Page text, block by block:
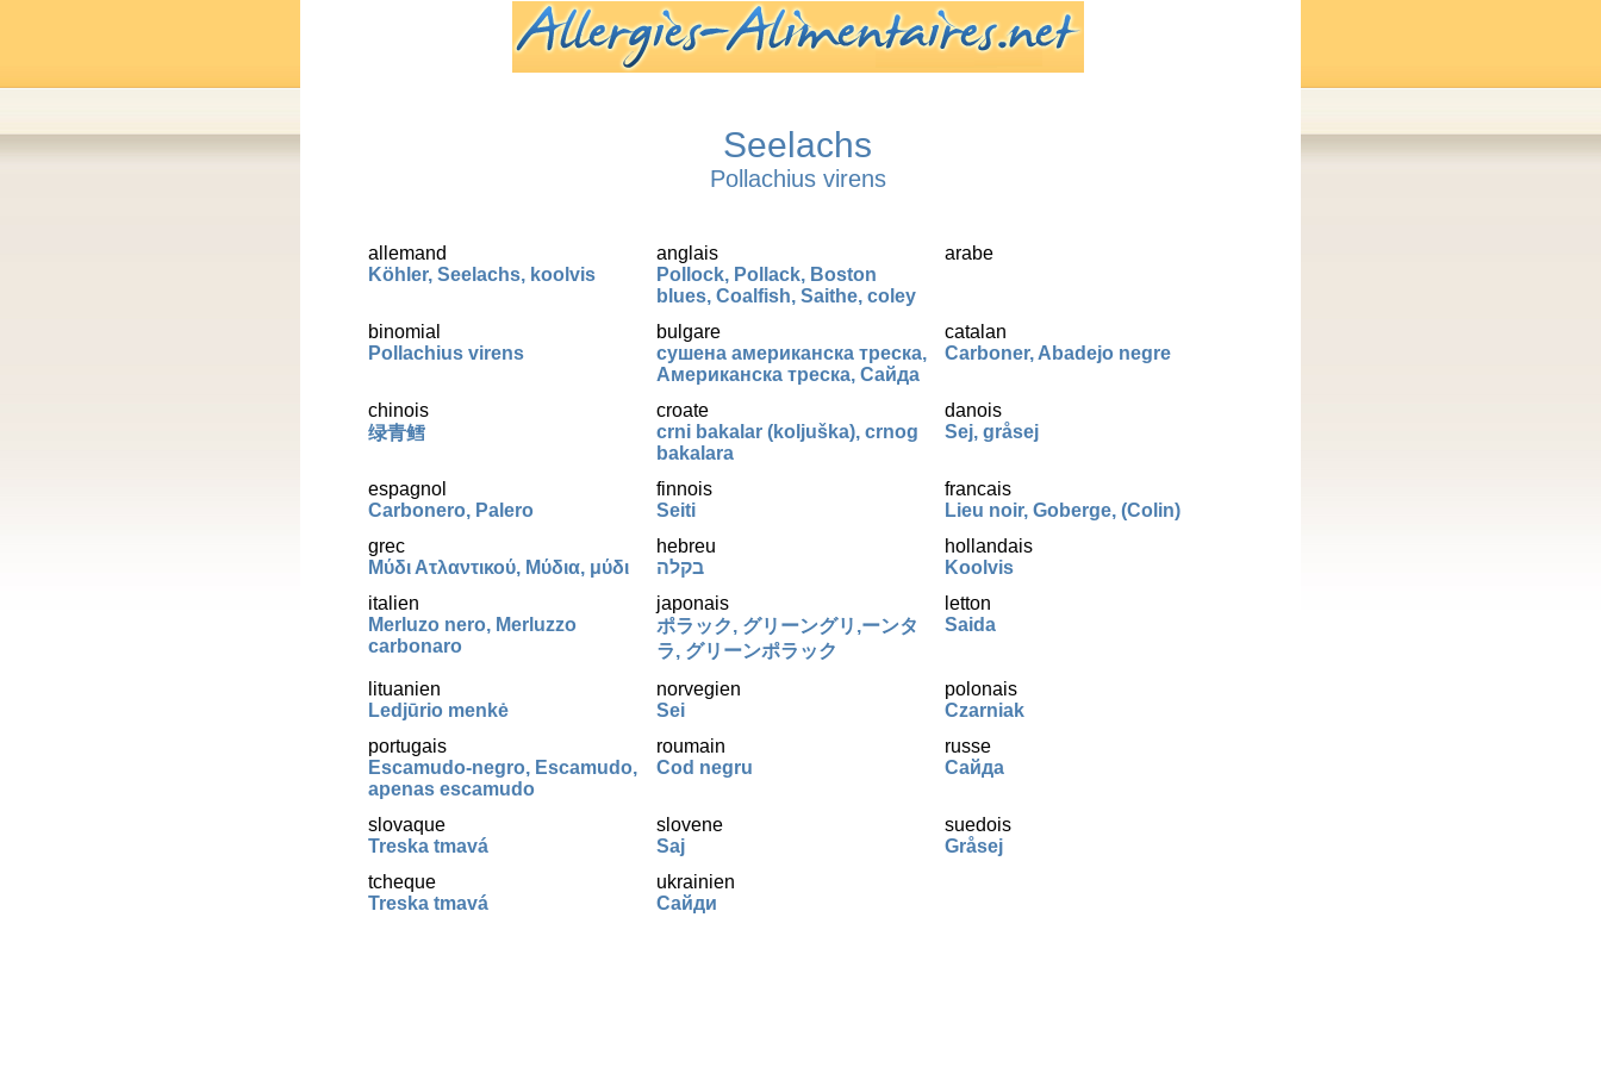
Seelachs
Pollachius virens
allemand
Köhler, Seelachs, koolvis
anglais
Pollock, Pollack, Boston
blues, Coalfish, Saithe, coley
arabe
binomial
Pollachius virens
bulgare
сушена американска треска,
Американска треска, Сайда
catalan
Carboner, Abadejo negre
chinois
绿青鳕
croate
crni bakalar (koljuška), crnog
bakalara
danois
Sej, gråsej
espagnol
Carbonero, Palero
finnois
Seiti
francais
Lieu noir, Goberge, (Colin)
grec
Μύδι Ατλαντικού, Μύδια, μύδι
hebreu
בקלה
hollandais
Koolvis
italien
Merluzo nero, Merluzzo
carbonaro
japonais
ポラック, グリーングリ,ーンタ
ラ, グリーンポラック
letton
Saida
lituanien
Ledjūrio menkė
norvegien
Sei
polonais
Czarniak
portugais
Escamudo-negro, Escamudo,
apenas escamudo
roumain
Cod negru
russe
Сайда
slovaque
Treska tmavá
slovene
Saj
suedois
Gråsej
tcheque
Treska tmavá
ukrainien
Сайди